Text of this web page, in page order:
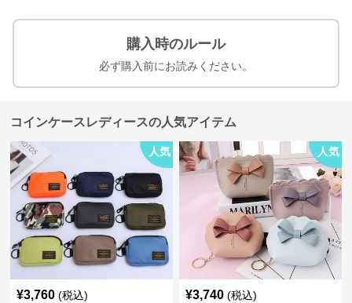
購入時のルール
必ず購入前にお読みください。
コインケースレディースの人気アイテム
人気
¥3,760 (税込)
人気
¥3,740 (税込)